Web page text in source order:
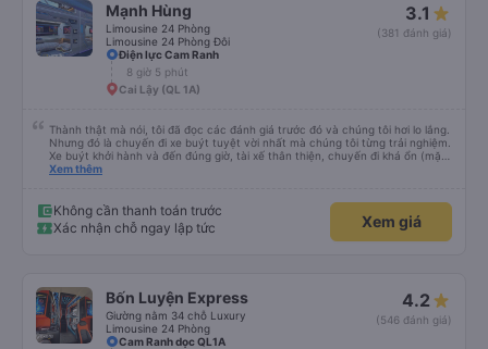
Mạnh Hùng
Limousine 24 Phòng
Limousine 24 Phòng Đôi
3.1
(381 đánh giá)
Điện lực Cam Ranh
8 giờ 5 phút
Cai Lậy (QL 1A)
Thành thật mà nói, tôi đã đọc các đánh giá trước đó và chúng tôi hơi lo lắng.
Nhưng đó là chuyến đi xe buýt tuyệt vời nhất mà chúng tôi từng trải nghiệm.
Xe buýt khởi hành và đến đúng giờ, tài xế thân thiện, chuyến đi khá ổn (mặc
dù vẫn hơi xóc, nhưng đó là đặc trưng của Việt Nam ^^), và chỗ ngồi thoải
Xem thêm
Không cần thanh toán trước
Xác nhận chỗ ngay lập tức
Xem giá
Bốn Luyện Express
Giường nằm 34 chỗ Luxury
Limousine 24 Phòng
4.2
(546 đánh giá)
Cam Ranh dọc QL1A